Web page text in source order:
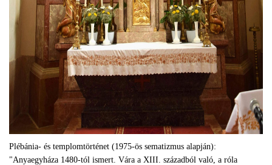
Plébánia- és templomtörténet (1975-ös sematizmus alapján):
"Anyaegyháza 1480-tól ismert. Vára a XIII. századból való, a róla